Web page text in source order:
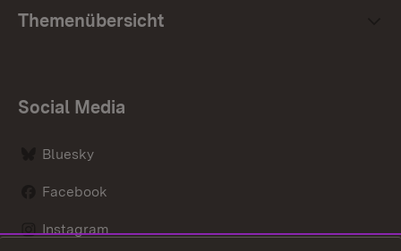
Themenübersicht
Social Media
Bluesky
Facebook
Instagram